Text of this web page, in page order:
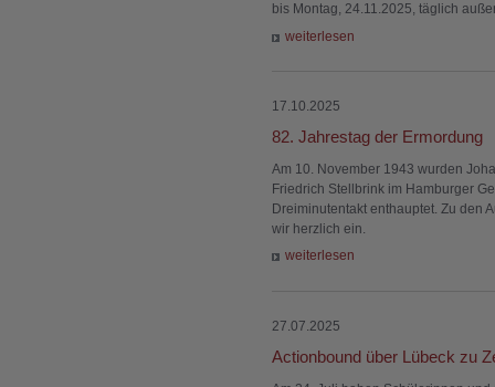
bis Montag, 24.11.2025, täglich
weiterlesen
17.10.2025
82. Jahrestag der Ermordung
Am 10. November 1943 wurden
Friedrich Stellbrink im Hamburger
Dreiminutentakt enthauptet. Zu den
wir herzlich ein.
weiterlesen
27.07.2025
Actionbound über Lübeck zu